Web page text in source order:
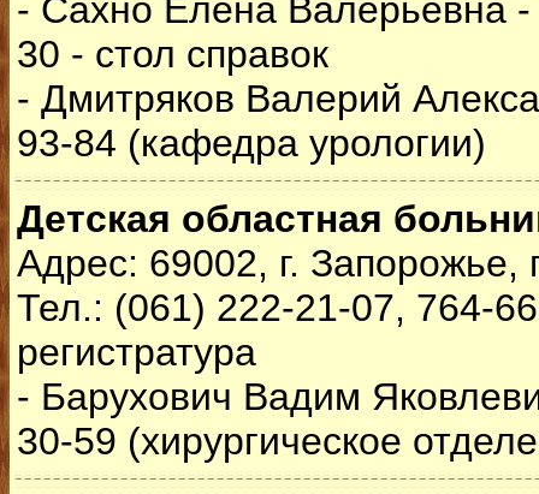
- Сахно Елена Валерьевна
30 - стол справок
- Дмитряков Валерий
93-84 (кафедра урологии)
Детская областная
Адрес: 69002, г. Запорожье,
Тел.: (061) 222-21-07, 764-
регистратура
- Барухович Вадим
30-59 (хирургическое